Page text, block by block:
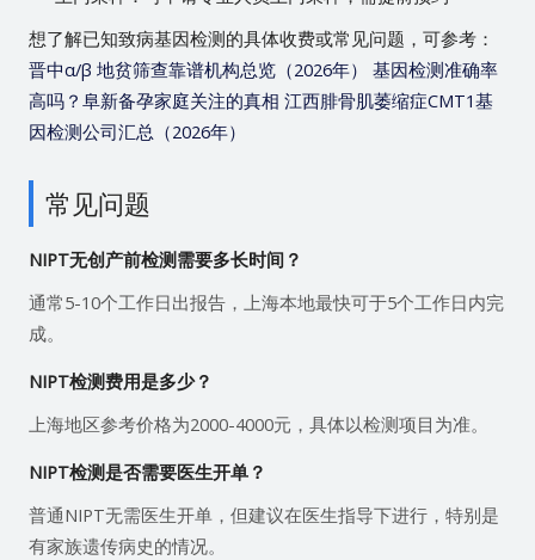
想了解已知致病基因检测的具体收费或常见问题，可参考：
晋中α/β 地贫筛查靠谱机构总览（2026年）
基因检测准确率
高吗？阜新备孕家庭关注的真相 江西腓骨肌萎缩症CMT1基
因检测公司汇总（2026年）
常见问题
NIPT无创产前检测需要多长时间？
通常5-10个工作日出报告，上海本地最快可于5个工作日内完
成。
NIPT检测费用是多少？
上海地区参考价格为2000-4000元，具体以检测项目为准。
NIPT检测是否需要医生开单？
普通NIPT无需医生开单，但建议在医生指导下进行，特别是
有家族遗传病史的情况。